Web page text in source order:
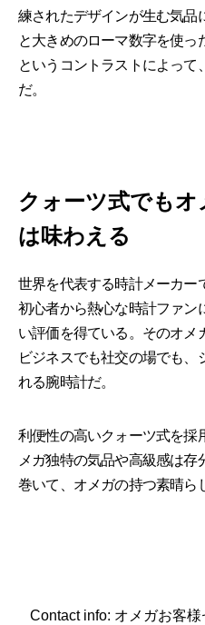
練されたデザインが生む気品
と大きめのローマ数字を使っ
というコントラストによって
だ。
クォーツ式でもオ
は味わえる
世界を代表する時計メーカー
初心者から熱心な時計ファン
い評価を得ている。そのオメ
ビジネスでも社交の場でも、
れる腕時計だ。
利便性の高いクォーツ式を採
メガ独特の気品や高級感は
巻いて、オメガの持つ素晴ら
Contact info: オメガお客